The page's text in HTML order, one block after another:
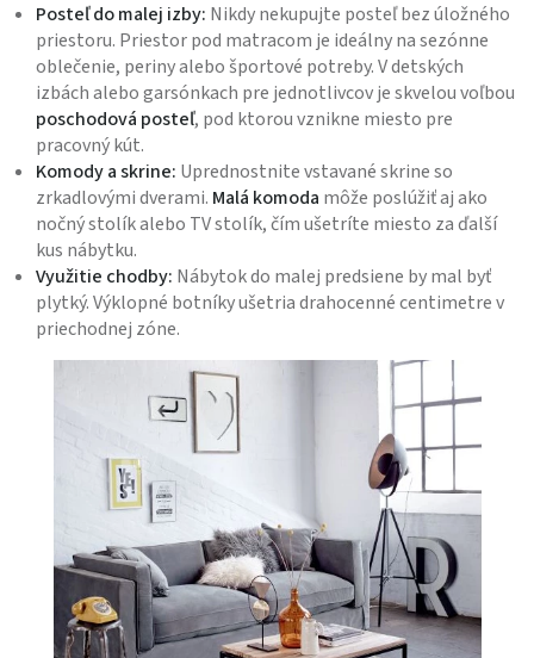
Posteľ do malej izby: Nikdy nekupujte posteľ bez úložného
priestoru. Priestor pod matracom je ideálny na sezónne
oblečenie, periny alebo športové potreby. V detských
izbách alebo garsónkach pre jednotlivcov je skvelou voľbou
poschodová posteľ, pod ktorou vznikne miesto pre
pracovný kút.
Komody a skrine: Uprednostnite vstavané skrine so
zrkadlovými dverami. Malá komoda môže poslúžiť aj ako
nočný stolík alebo TV stolík, čím ušetríte miesto za ďalší
kus nábytku.
Využitie chodby: Nábytok do malej predsiene by mal byť
plytký. Výklopné botníky ušetria drahocenné centimetre v
priechodnej zóne.